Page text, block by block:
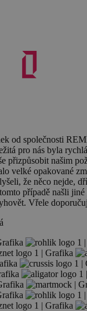
od společnosti
pro nás byla
přizpůsobit našim
velké opakované
že něco nejde,
případě našli jiné
Vřele